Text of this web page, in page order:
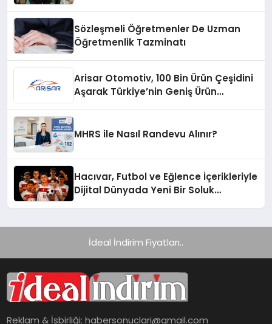
Sözleşmeli Öğretmenler De Uzman
Öğretmenlik Tazminatı
Arisar Otomotiv, 100 Bin Ürün Çeşidini
Aşarak Türkiye’nin Geniş Ürün
MHRS ile Nasıl Randevu Alınır?
Hacıvar, Futbol ve Eğlence İçerikleriyle
Dijital Dünyada Yeni Bir Soluk
İdeal İndirim Fiyatları..
Reklam & İşbirliği:habersonuclari@gmail.com